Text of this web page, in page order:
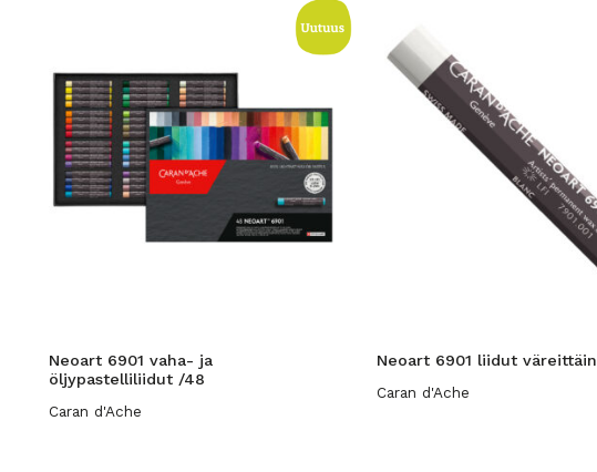
Neoart 6901 vaha- ja
öljypastelliliidut /48
Caran d'Ache
Neoart 6901 liidut väreittäin
Caran d'Ache